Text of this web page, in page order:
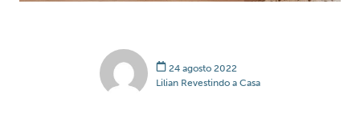
24 agosto 2022
Lilian Revestindo a Casa